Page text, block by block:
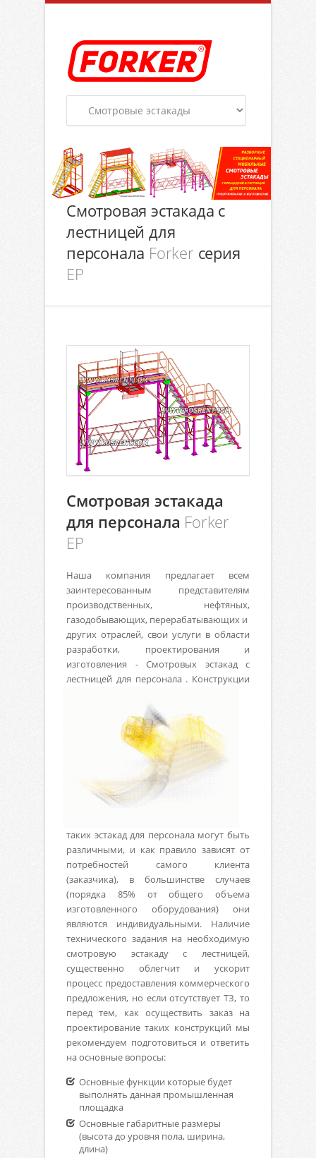
Смотровая эстакада с
лестницей для
персонала Forker серия
EP
Смотровая эстакада
для персонала Forker
EP
Наша компания предлагает всем
заинтересованным представителям
производственных, нефтяных,
газодобывающих, перерабатывающих и
других отраслей, свои услуги в области
разработки, проектирования и
изготовления - Смотровых эстакад с
лестницей для персонала . Конструкции
таких эстакад для персонала могут быть
различными, и как правило зависят от
потребностей самого клиента
(заказчика), в большинстве случаев
(порядка 85% от общего объема
изготовленного оборудования) они
являются индивидуальными. Наличие
технического задания на необходимую
смотровую эстакаду с лестницей,
существенно облегчит и ускорит
процесс предоставления коммерческого
предложения, но если отсутствует ТЗ, то
перед тем, как осуществить заказ на
проектирование таких конструкций мы
рекомендуем подготовиться и ответить
на основные вопросы:
Основные функции которые будет
выполнять данная промышленная
площадка
Основные габаритные размеры
(высота до уровня пола, ширина,
длина)